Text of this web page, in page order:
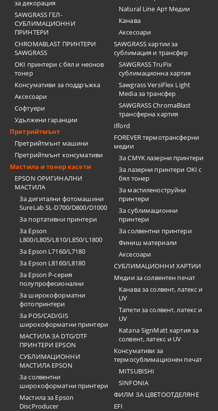
за декорация
SAWGRASS ГЕЛ-
СУБЛИМАЦИОННИ
ПРИНТЕРИ
CHROMABLAST ПРИНТЕРИ
SAWGRASS
OKI принтери с бял и неонов
тонер
Консумативи за поддръжка
Аксесоари
Софтуери
Удължени гаранции
Претрийтмънт
Претрийтмънт машини
Претрийтмънт консумативи
Мастила и тонер касети
EPSON ОРИГИНАЛНИ
МАСТИЛА
За дигитални фотомашини
SureLab SL-D700/D800/D1000
За портативни принтери
За Epson
L800/L805/L810/L850/L1800
За Epson L7160/L7180
За Epson L8160/L8180
За Epson P-серия
полупрофесионални
За широкоформатни
фотопринтери
За POS/CAD/GIS
широкоформатни принтери
МАСТИЛА ЗА DTG/DTF
ПРИНТЕРИ EPSON
СУБЛИМАЦИОННИ
МАСТИЛА EPSON
За солвентни
широкоформатни принтери
Мастила за Epson
DiscProducer
Natural Line Арт Медии
Канава
Аксесоари
SAWGRASS хартии за
сублимация и трансфер
SAWGRASS TruPix
сублимационна хартия
Sawgrass VersiFlex Light
Media за трансфер
SAWGRASS ChromaBlast
трансферна хартия
Ilford
FOREVER термотрансферни
медии
За CMYK лазерни принтери
За лазерни принтери OKI с
бял тонер
За мастиленоструйни
принтери
За сублимационни
принтери
За солвентни принтери
Финиш материали
Аксесоари
СУБЛИМАЦИОННИ ХАРТИИ
Медии за солвентен печат
Канава за солвент, латекс и
UV
Тапети за солвент, латекс и
UV
Katana SignMatt хартия за
солвент, латекс и UV
Консумативи за
термосублимационен печат
MITSUBISHI
SINFONIA
ФИЛМ ЗА ЦВЕТООТДЕЛЯНЕ
EFI